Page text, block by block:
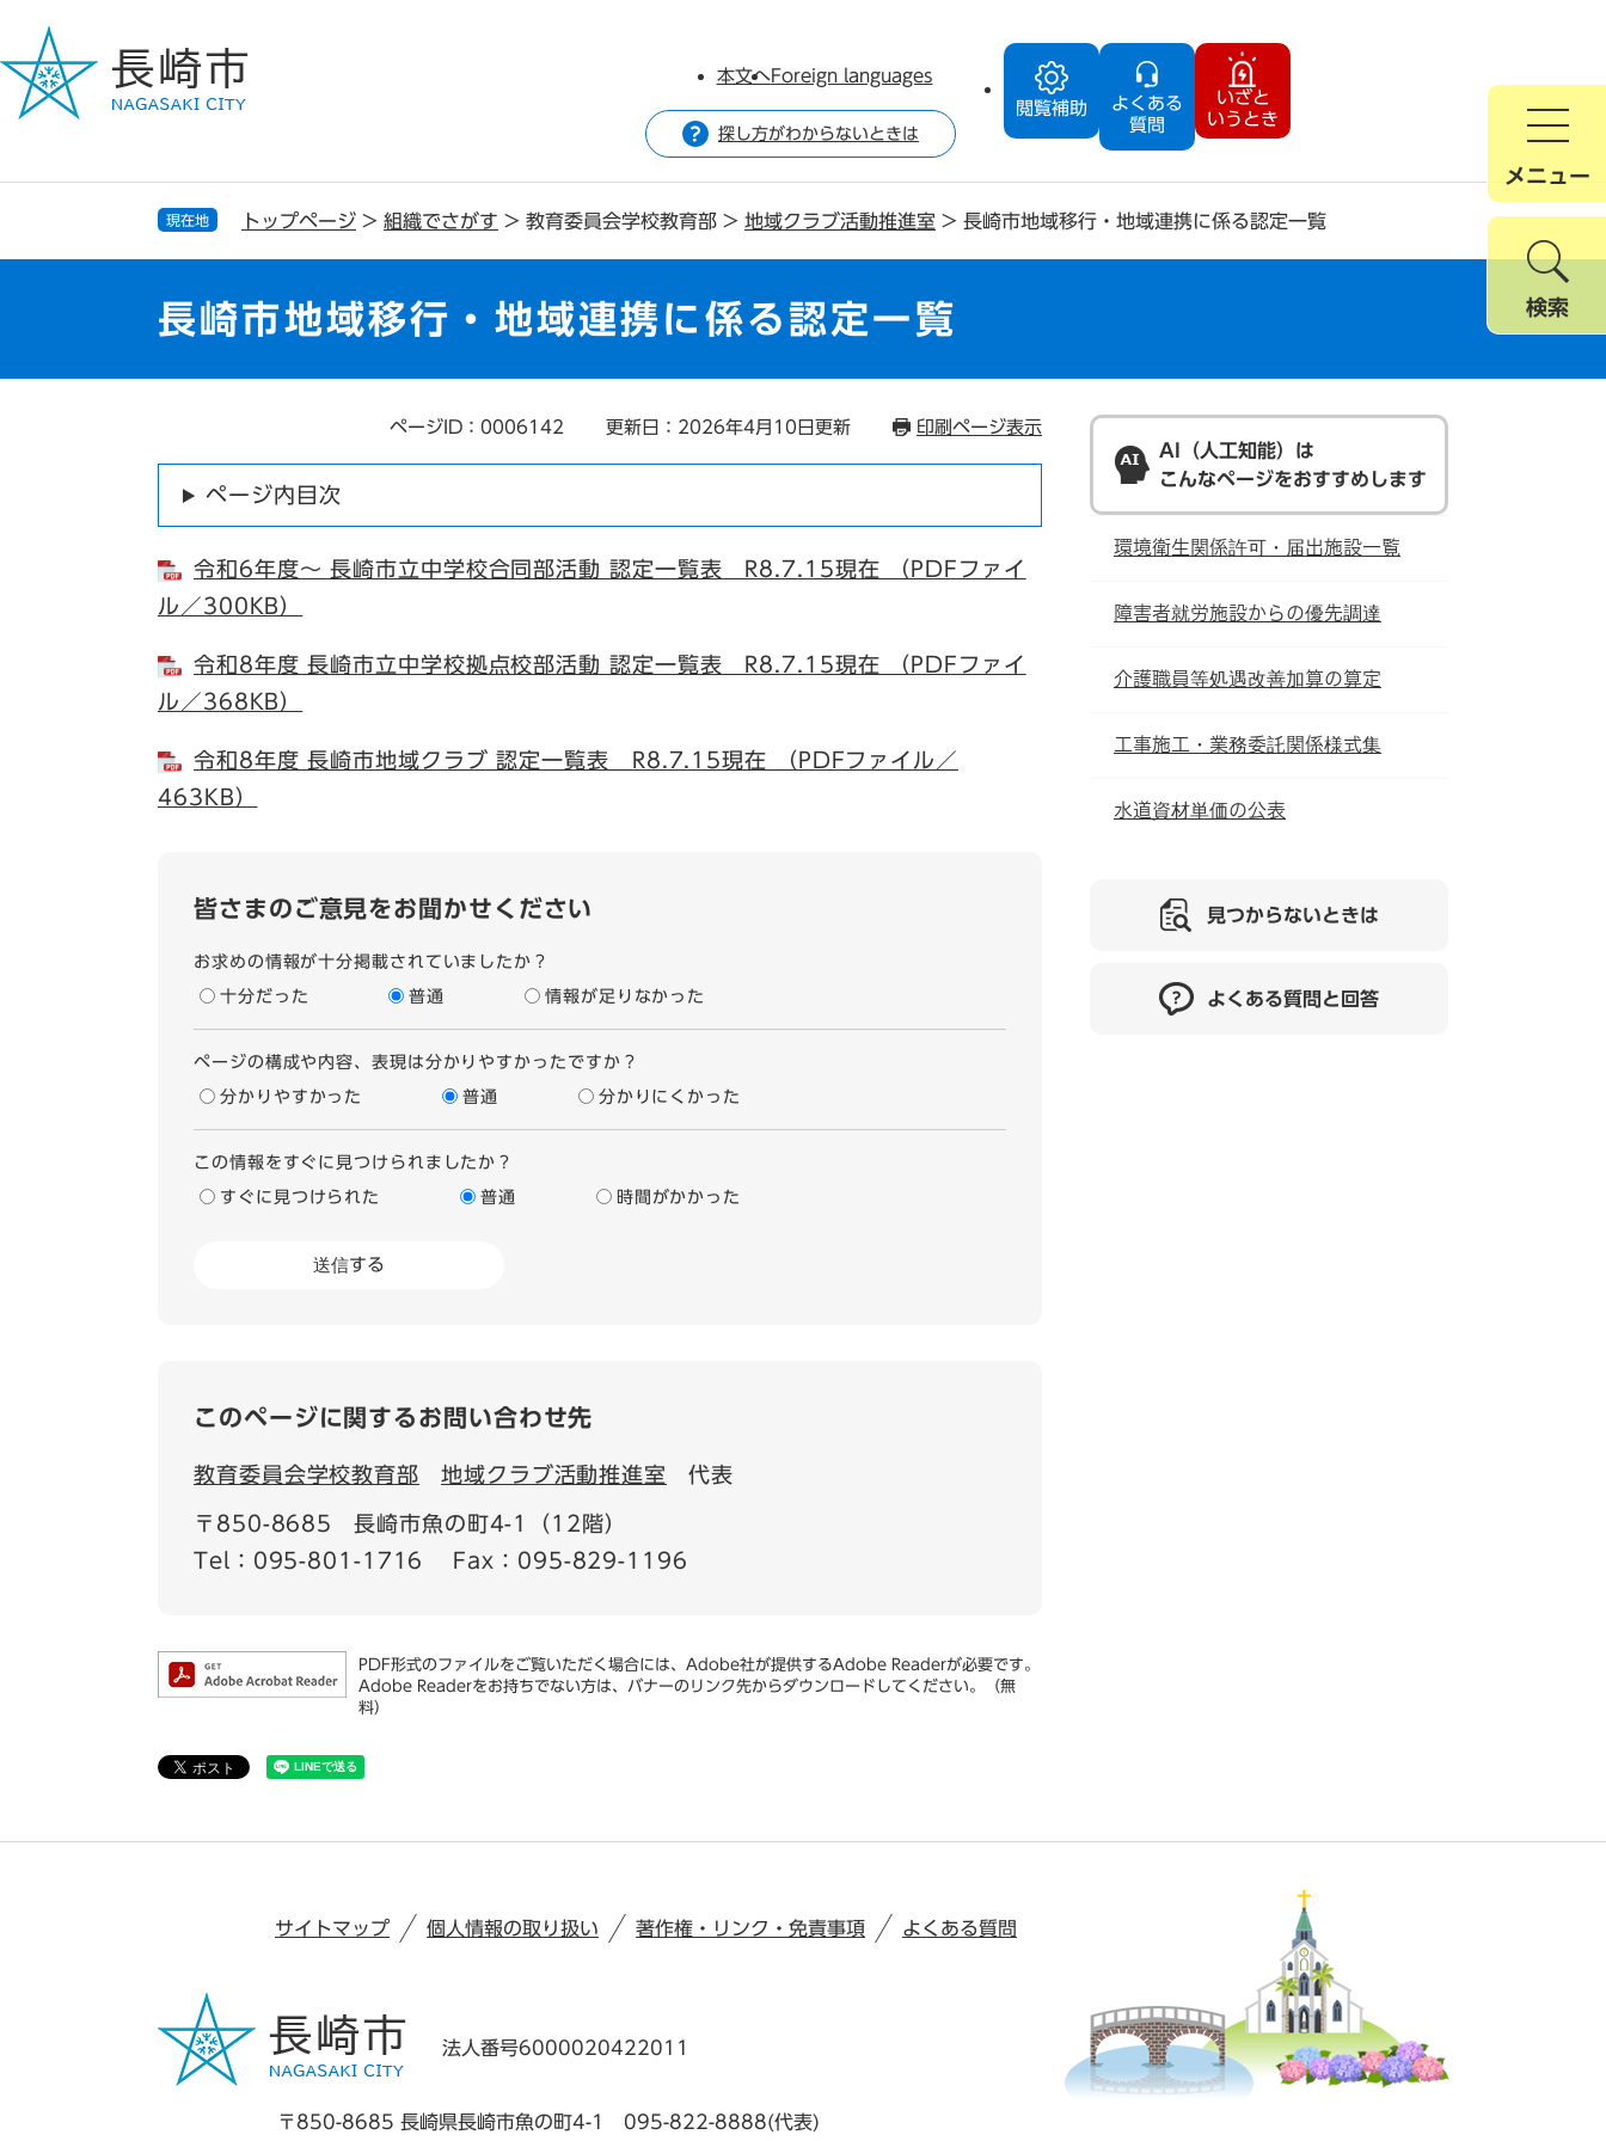
ジ
で
ュ
ば
閲覧補助
よくある
質問
いざと
いうとき
本文へForeign languages
探し方がわからないときは
メニュー
検索
現在地 トップページ > 組織でさがす > 教育委員会学校教育部 > 地域クラブ活動推進室 > 長崎市地域移行・地域連携に係る認定一覧
長崎市地域移行・地域連携に係る認定一覧
ページID：0006142 更新日：2026年4月10日更新 印刷ページ表示
ページ内目次
令和6年度～ 長崎市立中学校合同部活動 認定一覧表 R8.7.15現在 （PDFファイ
ル／300KB）
令和8年度 長崎市立中学校拠点校部活動 認定一覧表 R8.7.15現在 （PDFファイ
ル／368KB）
令和8年度 長崎市地域クラブ 認定一覧表 R8.7.15現在 （PDFファイル／
463KB）
皆さまのご意見をお聞かせください
お求めの情報が十分掲載されていましたか？
十分だった 普通 情報が足りなかった
ページの構成や内容、表現は分かりやすかったですか？
分かりやすかった 普通 分かりにくかった
この情報をすぐに見つけられましたか？
すぐに見つけられた 普通 時間がかかった
このページに関するお問い合わせ先
教育委員会学校教育部 地域クラブ活動推進室 代表
〒850-8685
長崎市魚の町4-1（12階）
Tel：095-801-1716
Fax：095-829-1196
PDF形式のファイルをご覧いただく場合には、Adobe社が提供するAdobe Readerが必要です。
Adobe Readerをお持ちでない方は、バナーのリンク先からダウンロードしてください。（無
料）
AI（人工知能）は
こんなページをおすすめします
環境衛生関係許可・届出施設一覧
障害者就労施設からの優先調達
介護職員等処遇改善加算の算定
工事施工・業務委託関係様式集
水道資材単価の公表
見つからないときは
よくある質問と回答
サイトマップ 個人情報の取り扱い 著作権・リンク・免責事項 よくある質問
法人番号6000020422011
〒850-8685 長崎県長崎市魚の町4-1 095-822-8888(代表)